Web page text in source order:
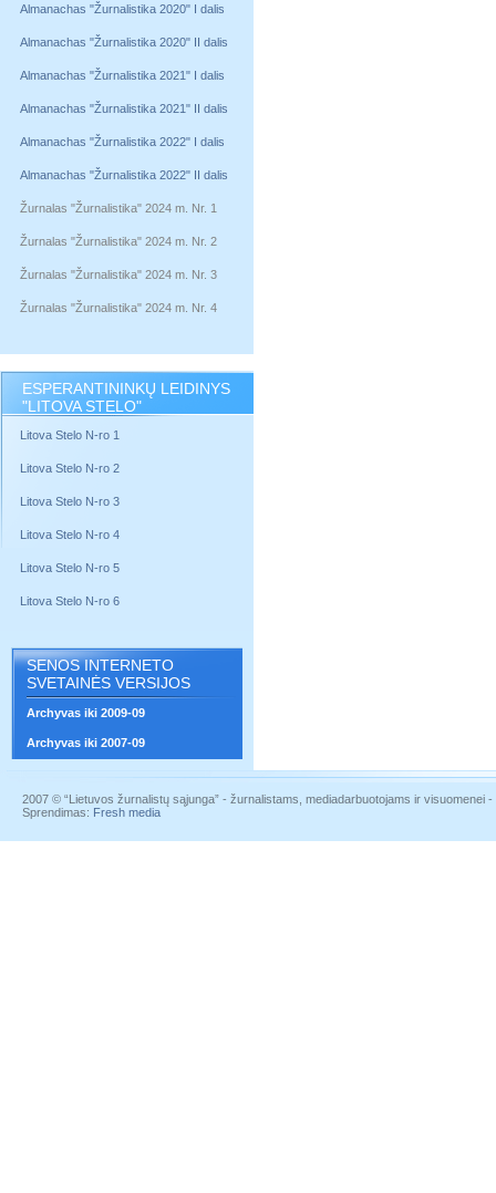
Almanachas "Žurnalistika 2020" I dalis
Almanachas "Žurnalistika 2020" II dalis
Almanachas "Žurnalistika 2021" I dalis
Almanachas "Žurnalistika 2021" II dalis
Almanachas "Žurnalistika 2022" I dalis
Almanachas "Žurnalistika 2022" II dalis
Žurnalas "Žurnalistika" 2024 m. Nr. 1
Žurnalas "Žurnalistika" 2024 m. Nr. 2
Žurnalas "Žurnalistika" 2024 m. Nr. 3
Žurnalas "Žurnalistika" 2024 m. Nr. 4
ESPERANTININKŲ LEIDINYS
"LITOVA STELO"
Litova Stelo N-ro 1
Litova Stelo N-ro 2
Litova Stelo N-ro 3
Litova Stelo N-ro 4
Litova Stelo N-ro 5
Litova Stelo N-ro 6
SENOS INTERNETO
SVETAINĖS VERSIJOS
Archyvas iki 2009-09
Archyvas iki 2007-09
2007 © “Lietuvos žurnalistų sąjunga” - žurnalistams, mediadarbuotojams ir visuomenei
Sprendimas: Fresh media